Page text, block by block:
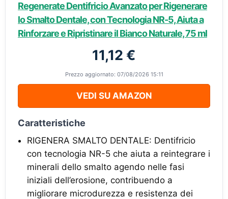
Regenerate Dentifricio Avanzato per Rigenerare
lo Smalto Dentale, con Tecnologia NR-5, Aiuta a
Rinforzare e Ripristinare il Bianco Naturale, 75 ml
11,12 €
Prezzo aggiornato: 07/08/2026 15:11
VEDI SU AMAZON
Caratteristiche
RIGENERA SMALTO DENTALE: Dentifricio
con tecnologia NR-5 che aiuta a reintegrare i
minerali dello smalto agendo nelle fasi
iniziali dell’erosione, contribuendo a
migliorare microdurezza e resistenza dei